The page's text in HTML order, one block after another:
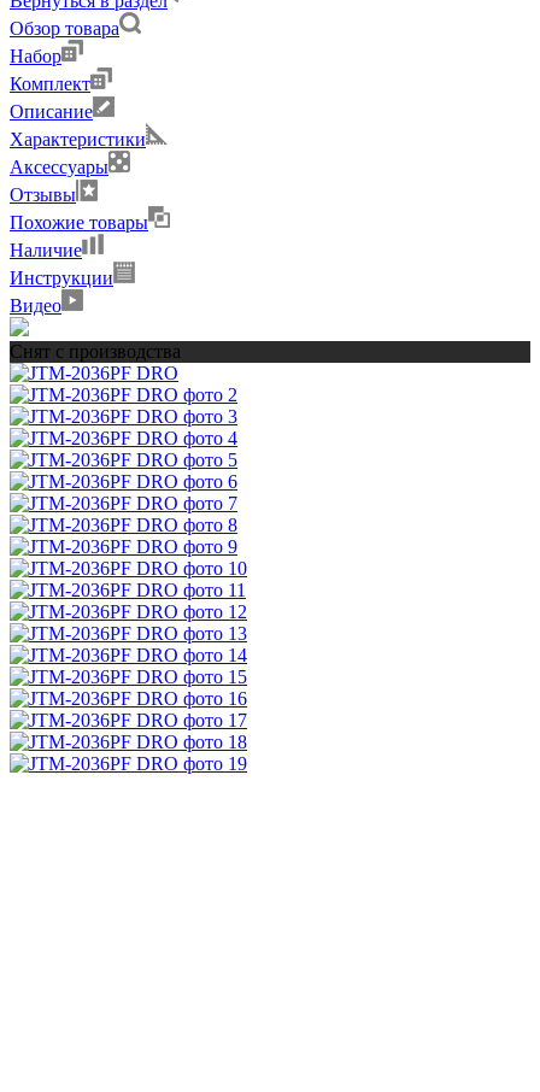
Обзор товара
Набор
Комплект
Описание
Характеристики
Аксессуары
Отзывы
Похожие товары
Наличие
Инструкции
Видео
Снят с производства